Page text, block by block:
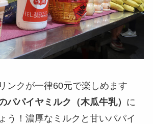
ンクが一律60元で楽しめます
パパイヤミルク（木瓜牛乳） に
う！濃厚なミルクと甘いパパイ